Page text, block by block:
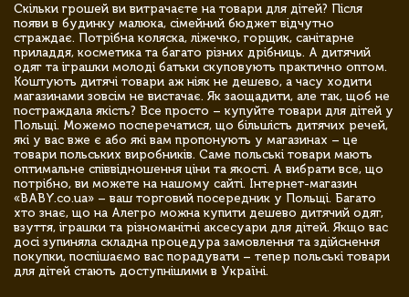
Скільки грошей ви витрачаєте на товари для дітей? Після
появи в будинку малюка, сімейний бюджет відчутно
страждає. Потрібна коляска, ліжечко, горщик, санітарне
приладдя, косметика та багато різних дрібниць. А дитячий
одяг та іграшки молоді батьки скуповують практично оптом.
Коштують дитячі товари аж ніяк не дешево, а часу ходити
магазинами зовсім не вистачає. Як заощадити, але так, щоб не
постраждала якість? Все просто – купуйте товари для дітей у
Польщі. Можемо посперечатися, що більшість дитячих речей,
які у вас вже є або які вам пропонують у магазинах – це
товари польських виробників. Саме польські товари мають
оптимальне співвідношення ціни та якості. А вибрати все, що
потрібно, ви можете на нашому сайті. Інтернет-магазин
«BABY.co.ua» – ваш торговий посередник у Польщі. Багато
хто знає, що на Алегро можна купити дешево дитячий одяг,
взуття, іграшки та різноманітні аксесуари для дітей. Якщо вас
досі зупиняла складна процедура замовлення та здійснення
покупки, поспішаємо вас порадувати – тепер польські товари
для дітей стають доступнішими в Україні.